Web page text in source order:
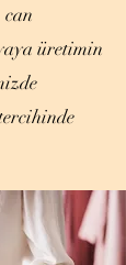
üretimin